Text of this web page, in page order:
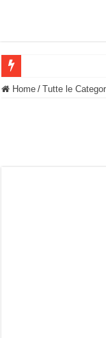
BASTA FATICARE!
Home / Tutte le